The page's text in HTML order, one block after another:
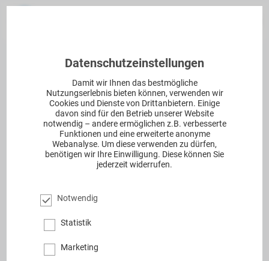
Datenschutzeinstellungen
Damit wir Ihnen das bestmögliche
Nutzungserlebnis bieten können, verwenden wir
Cookies und Dienste von Drittanbietern. Einige
davon sind für den Betrieb unserer Website
notwendig – andere ermöglichen z.B. verbesserte
Funktionen und eine erweiterte anonyme
Webanalyse. Um diese verwenden zu dürfen,
benötigen wir Ihre Einwilligung. Diese können Sie
jederzeit widerrufen.
Notwendig
Statistik
Marketing